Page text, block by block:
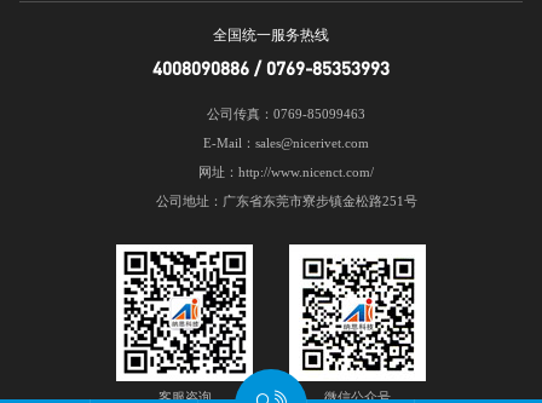
全国统一服务热线
4008090886 / 0769-85353993
公司传真：0769-85099463
E-Mail：sales@nicerivet.com
网址：http://www.nicenct.com/
公司地址：广东省东莞市寮步镇金松路251号
客服咨询 微信公众号